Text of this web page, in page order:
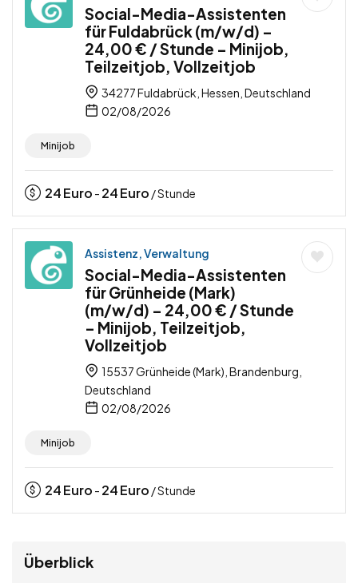
Social-Media-Assistenten
für Fuldabrück (m/w/d) –
24,00 € / Stunde – Minijob,
Teilzeitjob, Vollzeitjob
34277 Fuldabrück, Hessen, Deutschland
02/08/2026
Minijob
24Euro - 24Euro / Stunde
Assistenz, Verwaltung
Social-Media-Assistenten
für Grünheide (Mark)
(m/w/d) – 24,00 € / Stunde
– Minijob, Teilzeitjob,
Vollzeitjob
15537 Grünheide (Mark), Brandenburg,
Deutschland
02/08/2026
Minijob
24Euro - 24Euro / Stunde
Überblick